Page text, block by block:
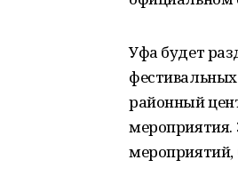
Уфа будет
районный
мероприятия.
мероприятий,